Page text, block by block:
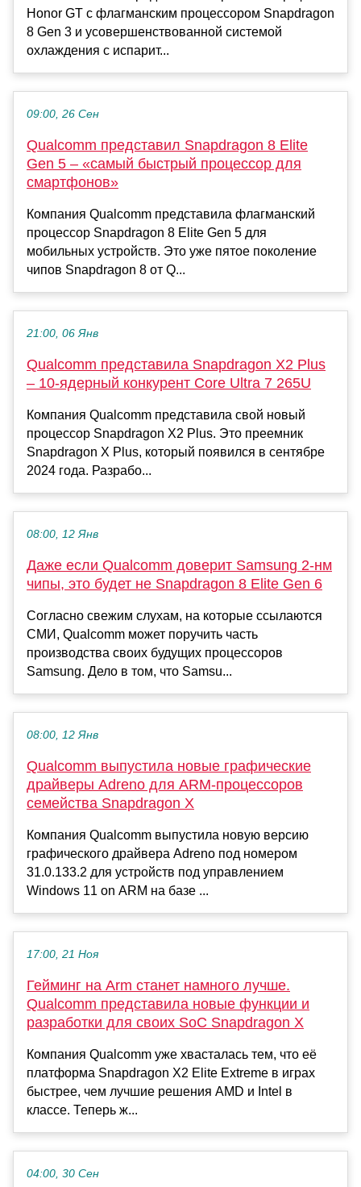
Honor GT с флагманским процессором Snapdragon
8 Gen 3 и усовершенствованной системой
охлаждения с испарит...
09:00, 26 Сен
Qualcomm представил Snapdragon 8 Elite
Gen 5 – «самый быстрый процессор для
смартфонов»
Компания Qualcomm представила флагманский
процессор Snapdragon 8 Elite Gen 5 для
мобильных устройств. Это уже пятое поколение
чипов Snapdragon 8 от Q...
21:00, 06 Янв
Qualcomm представила Snapdragon X2 Plus
– 10-ядерный конкурент Core Ultra 7 265U
Компания Qualcomm представила свой новый
процессор Snapdragon X2 Plus. Это преемник
Snapdragon X Plus, который появился в сентябре
2024 года. Разрабо...
08:00, 12 Янв
Даже если Qualcomm доверит Samsung 2-нм
чипы, это будет не Snapdragon 8 Elite Gen 6
Согласно свежим слухам, на которые ссылаются
СМИ, Qualcomm может поручить часть
производства своих будущих процессоров
Samsung. Дело в том, что Samsu...
08:00, 12 Янв
Qualcomm выпустила новые графические
драйверы Adreno для ARM-процессоров
семейства Snapdragon X
Компания Qualcomm выпустила новую версию
графического драйвера Adreno под номером
31.0.133.2 для устройств под управлением
Windows 11 on ARM на базе ...
17:00, 21 Ноя
Гейминг на Arm станет намного лучше.
Qualcomm представила новые функции и
разработки для своих SoC Snapdragon X
Компания Qualcomm уже хвасталась тем, что её
платформа Snapdragon X2 Elite Extreme в играх
быстрее, чем лучшие решения AMD и Intel в
классе. Теперь ж...
04:00, 30 Сен